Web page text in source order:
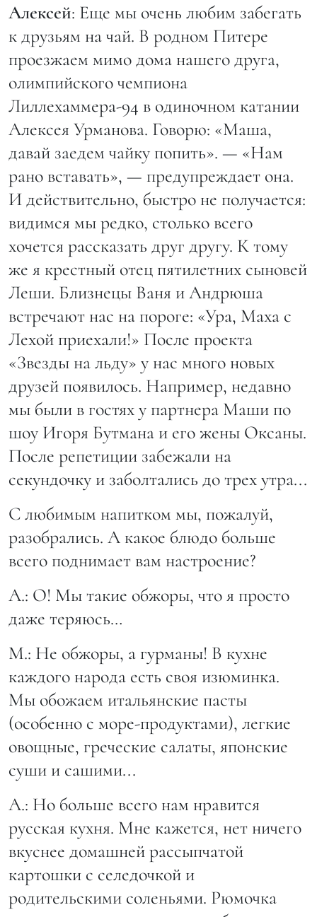
Алексей: Еще мы очень любим забегать
к друзьям на чай. В родном Питере
проезжаем мимо дома нашего друга,
олимпийского чемпиона
Лиллехаммера-94 в одиночном катании
Алексея Урманова. Говорю: «Маша,
давай заедем чайку попить». — «Нам
рано вставать», — предупреждает она.
И действительно, быстро не получается:
видимся мы редко, столько всего
хочется рассказать друг другу. К тому
же я крестный отец пятилетних сыновей
Леши. Близнецы Ваня и Андрюша
встречают нас на пороге: «Ура, Маха с
Лехой приехали!» После проекта
«Звезды на льду» у нас много новых
друзей появилось. Например, недавно
мы были в гостях у партнера Маши по
шоу Игоря Бутмана и его жены Оксаны.
После репетиции забежали на
секундочку и заболтались до трех утра...
С любимым напитком мы, пожалуй,
разобрались. А какое блюдо больше
всего поднимает вам настроение?
А.: О! Мы такие обжоры, что я просто
даже теряюсь…
М.: Не обжоры, а гурманы! В кухне
каждого народа есть своя изюминка.
Мы обожаем итальянские пасты
(особенно с море-продуктами), легкие
овощные, греческие салаты, японские
суши и сашими...
А.: Но больше всего нам нравится
русская кухня. Мне кажется, нет ничего
вкуснее домашней рассыпчатой
картошки с селедочкой и
родительскими соленьями. Рюмочка